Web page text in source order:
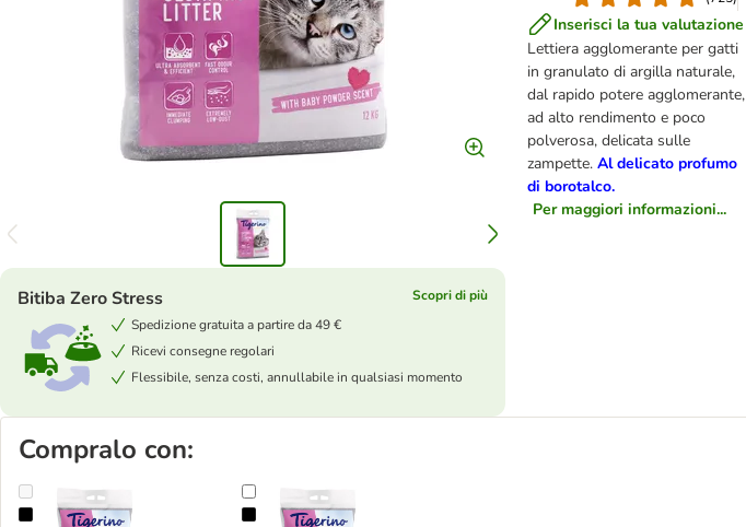
Inserisci la tua valutazione
Lettiera agglomerante per gatti
in granulato di argilla naturale,
dal rapido potere agglomerante,
ad alto rendimento e poco
polverosa, delicata sulle
zampette. Al delicato profumo
di borotalco.
Per maggiori informazioni...
Bitiba Zero Stress
Scopri di più
Spedizione gratuita a partire da 49 €
Ricevi consegne regolari
Flessibile, senza costi, annullabile in qualsiasi momento
Compralo con:
Lettiera Tigerino Premium - al borotalcoFai scorta! 2 x 12 kg Lettiera Tigerino Premium